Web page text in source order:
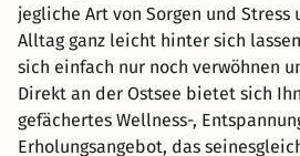
jegliche Art von Sorgen und Stress
Alltag ganz leicht hinter sich
sich einfach nur noch verwöhnen
Direkt an der Ostsee bietet sich
gefächertes Wellness-,
Erholungsangebot, das